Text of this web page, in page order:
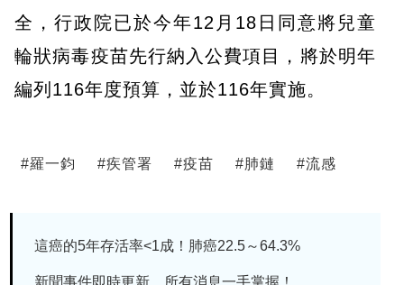
全，行政院已於今年12月18日同意將兒童
輪狀病毒疫苗先行納入公費項目，將於明年
編列116年度預算，並於116年實施。
#羅一鈞 #疾管署 #疫苗 #肺鏈 #流感
這癌的5年存活率<1成！肺癌22.5～64.3%
新聞事件即時更新 所有消息一手掌握！